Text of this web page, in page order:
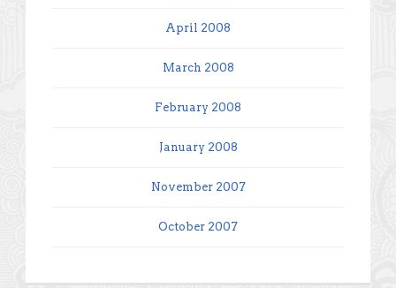
April 2008
March 2008
February 2008
January 2008
November 2007
October 2007